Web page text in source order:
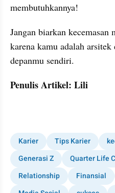
membutuhkannya!
Jangan biarkan
karena kamu adalah
depanmu sendiri.
Penulis Artikel: Lili
Karier Tips Karier
Generasi Z
Quarter Life
Relationship
Finansial